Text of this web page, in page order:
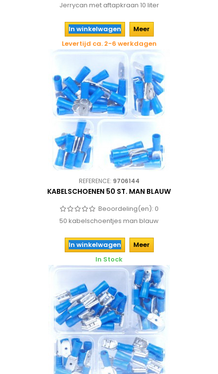
Jerrycan met aftapkraan 10 liter
In winkelwagen
Meer
Levertijd ca. 2-6 werkdagen
REFERENCE: 9706144
KABELSCHOENEN 50 ST. MAN BLAUW
Beoordeling(en): 0
50 kabelschoentjes man blauw
In winkelwagen
Meer
In Stock